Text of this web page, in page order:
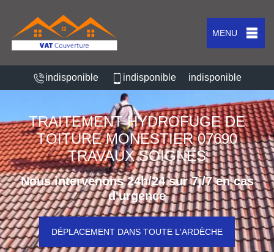
MENU
indisponible indisponible indisponible
TRAITEMENT HYDROFUGE DE
TOITURE MONESTIER 07690
TRAVAUX SOIGNÉS
Nous intervenons 24h/24 sur 7j/7 en cas
d'urgence
DÉPLACEMENT DANS TOUTE L'ARDÈCHE